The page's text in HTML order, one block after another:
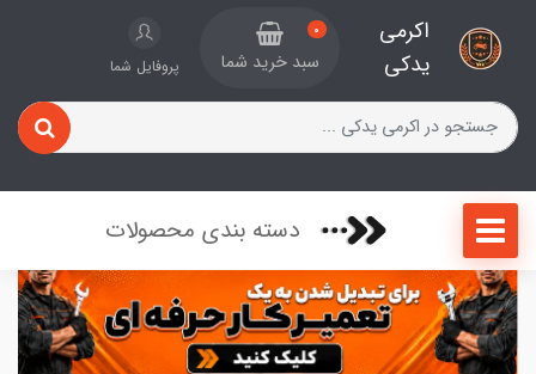
اکرمی
یدکی
0
سبد خرید شما پروفایل شما
دسته بندی محصولات